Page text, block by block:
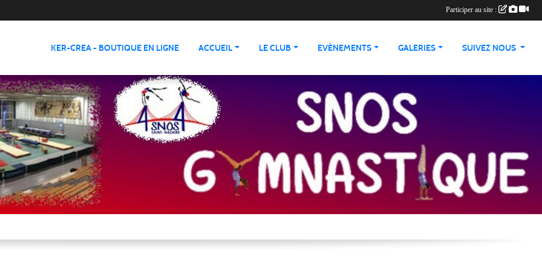
KER-CREA - BOUTIQUE EN LIGNE ACCUEIL LE CLUB EVÈNEMENTS GALERIES SUIVEZ NOUS
Participer au site :